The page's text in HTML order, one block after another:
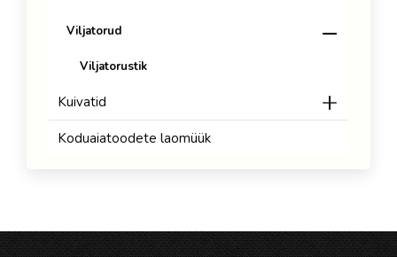
Viljatorud
Viljatorustik
Kuivatid
Koduaiatoodete laomüük